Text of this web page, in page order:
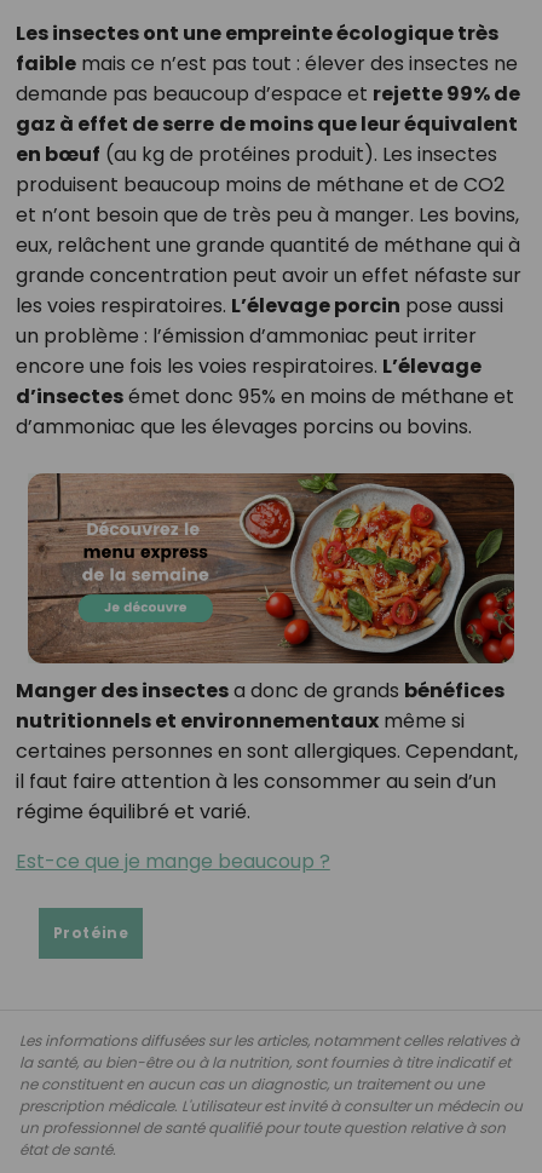
Les insectes ont une empreinte écologique très
faiblemais ce n’est pas tout : élever des insectes ne
demande pas beaucoup d’espace et rejette 99% de
gaz à effet de serre de moins que leur équivalent
en bœuf (au kg de protéines produit). Les insectes
produisent beaucoup moins de méthane et de CO2
et n’ont besoin que de très peu à manger. Les bovins,
eux, relâchent une grande quantité de méthane qui à
grande concentration peut avoir un effet néfaste sur
les voies respiratoires. L’élevage porcin pose aussi
un problème : l’émission d’ammoniac peut irriter
encore une fois les voies respiratoires. L’élevage
d’insectesémet donc 95% en moins de méthane et
d’ammoniac que les élevages porcins ou bovins.
Manger des insectesa donc de grands bénéfices
nutritionnels et environnementauxmême si
certaines personnes en sont allergiques. Cependant,
il faut faire attention à les consommer au sein d’un
régime équilibré et varié.
Est-ce que je mange beaucoup ?
Protéine
Les informations diffusées sur les articles, notamment celles relatives à
la santé, au bien-être ou à la nutrition, sont fournies à titre indicatif et
ne constituent en aucun cas un diagnostic, un traitement ou une
prescription médicale. L'utilisateur est invité à consulter un médecin ou
un professionnel de santé qualifié pour toute question relative à son
état de santé.